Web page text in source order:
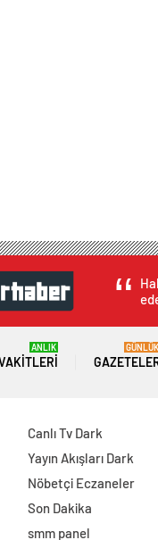
ANLIK GÜNLÜK
Canlı Tv Dark
Yayın Akışları Dark
Nöbetçi Eczaneler
Son Dakika
smm panel